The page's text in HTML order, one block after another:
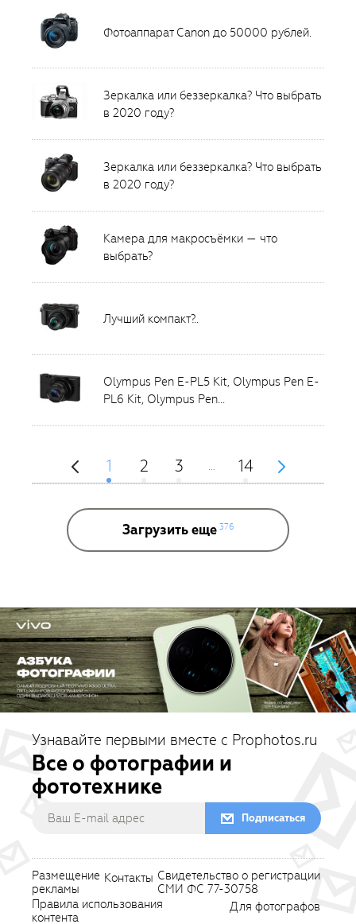
Фотоаппарат Canon до 50000 рублей.
Зеркалка или беззеркалка? Что выбрать
в 2020 году?
Зеркалка или беззеркалка? Что выбрать
в 2020 году?
Камера для макросъёмки — что
выбрать?
Лучший компакт?..
Olympus Pen E-PL5 Kit, Olympus Pen E-
PL6 Kit, Olympus Pen...
1 2 3 … 14
Загрузить еще 376
Узнавайте первыми вместе с Prophotos.ru
Все о фотографии и
фототехнике
Подписаться
Размещение
рекламы
Контакты Свидетельство о регистрации
СМИ ФС 77-30758
Правила использования
контента
Для фотографов